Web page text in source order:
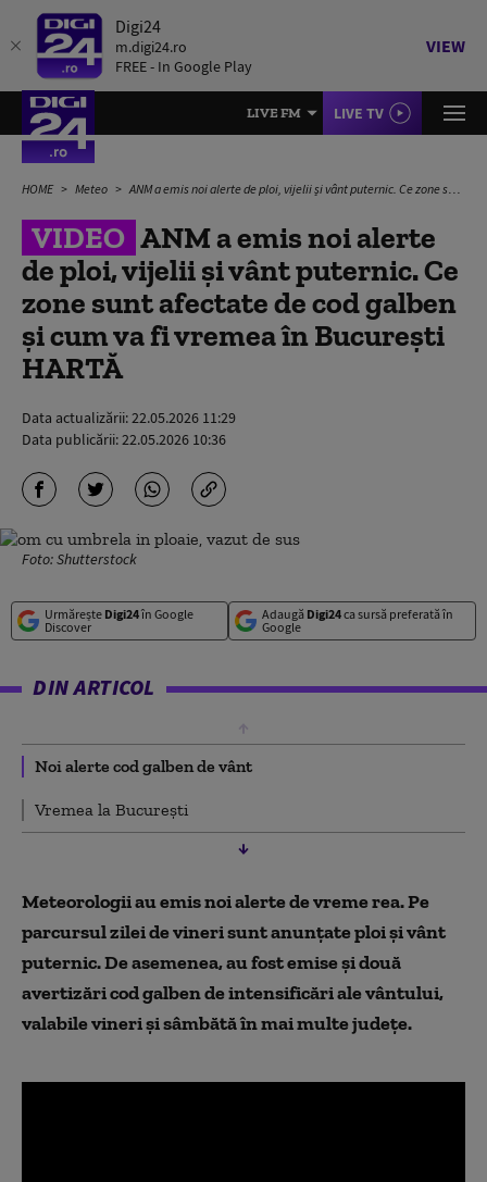
Digi24
m.digi24.ro
FREE - In Google Play
VIEW
LIVE FM LIVE TV
HOME Meteo ANM a emis noi alerte de ploi, vijelii și vânt puternic. Ce zone sunt afectate de cod galben și cum va fi vremea în București HARTĂ
VIDEO ANM a emis noi alerte
de ploi, vijelii și vânt puternic. Ce
zone sunt afectate de cod galben
și cum va fi vremea în București
HARTĂ
Data actualizării:22.05.2026 11:29
Data publicării:22.05.2026 10:36
Foto: Shutterstock
Urmărește Digi24în Google
Discover
Adaugă Digi24ca sursă preferată în
Google
DIN ARTICOL
Noi alerte cod galben de vânt
Vremea la București
Meteorologii au emis noi alerte de vreme rea. Pe
parcursul zilei de vineri sunt anunțate ploi și vânt
puternic. De asemenea, au fost emise și două
avertizări cod galben de intensificări ale vântului,
valabile vineri și sâmbătă în mai multe județe.